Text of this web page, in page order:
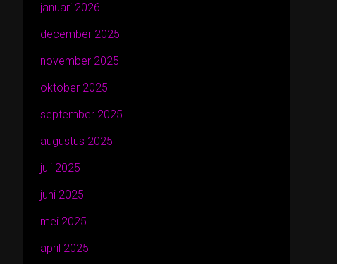
januari 2026
december 2025
november 2025
oktober 2025
september 2025
augustus 2025
juli 2025
juni 2025
mei 2025
april 2025